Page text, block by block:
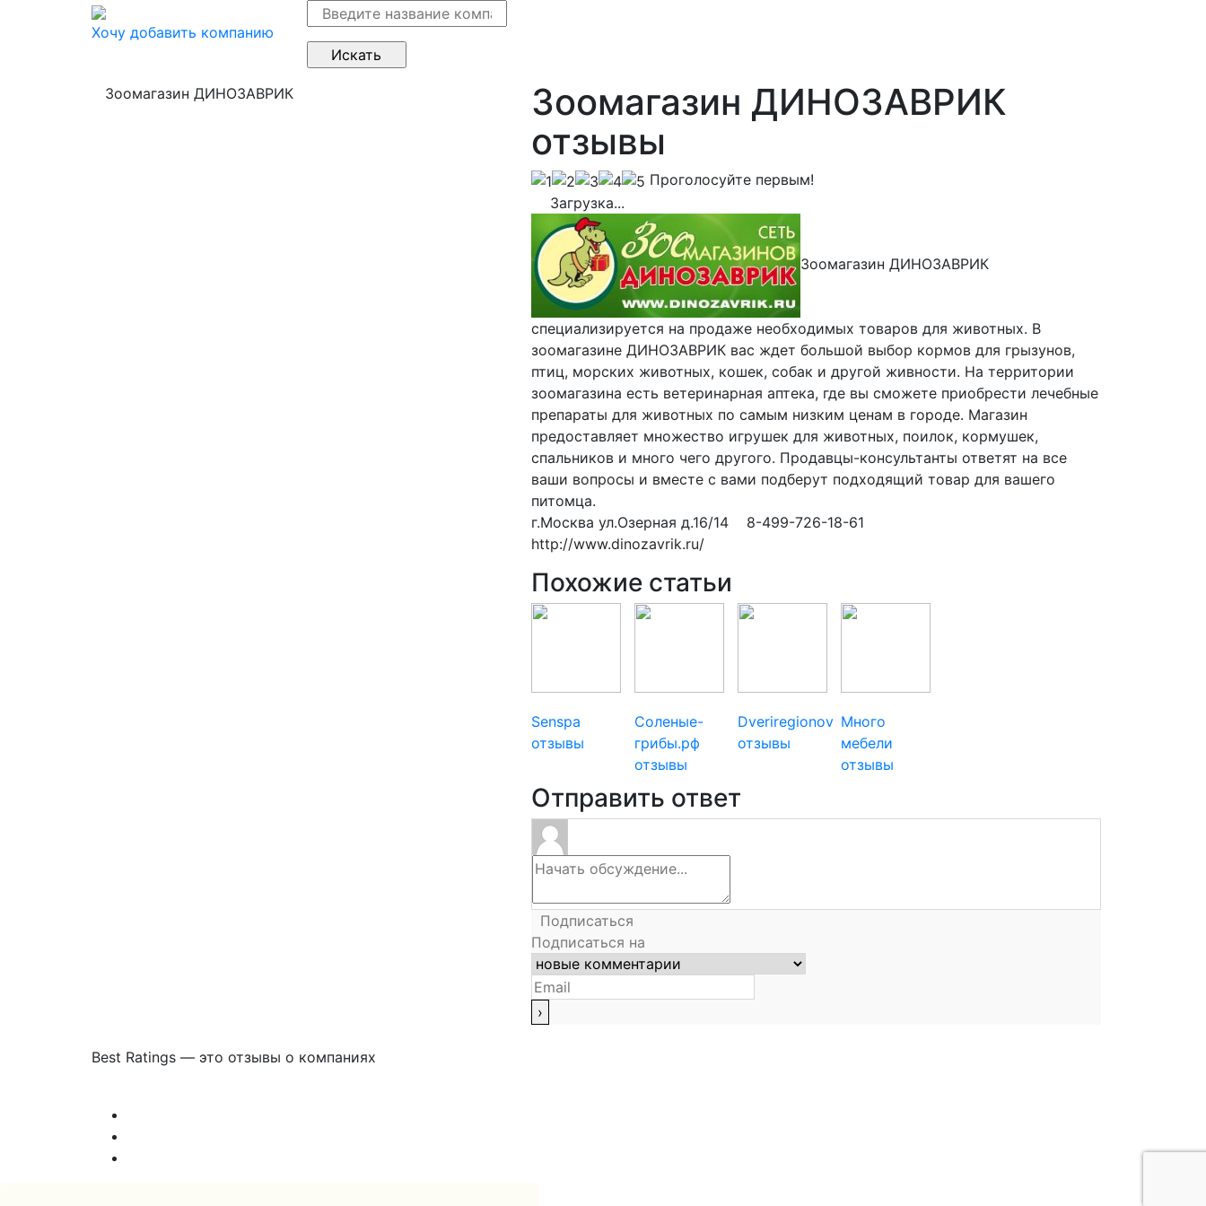
Хочу добавить компанию
Зоомагазин ДИНОЗАВРИК
Зоомагазин ДИНОЗАВРИК
отзывы
Проголосуйте первым!
Загрузка...
Зоомагазин ДИНОЗАВРИК
специализируется на продаже необходимых товаров для животных. В
зоомагазине ДИНОЗАВРИК вас ждет большой выбор кормов для грызунов,
птиц, морских животных, кошек, собак и другой живности. На территории
зоомагазина есть ветеринарная аптека, где вы сможете приобрести лечебные
препараты для животных по самым низким ценам в городе. Магазин
предоставляет множество игрушек для животных, поилок, кормушек,
спальников и много чего другого. Продавцы-консультанты ответят на все
ваши вопросы и вместе с вами подберут подходящий товар для вашего
питомца.
г.Москва ул.Озерная д.16/14 8-499-726-18-61
http://www.dinozavrik.ru/
Похожие статьи
Senspa
отзывы
Соленые-
грибы.рф
отзывы
Dveriregionov
отзывы
Много
мебели
отзывы
Отправить ответ
Подписаться
Подписаться на
Best Ratings — это отзывы о компаниях